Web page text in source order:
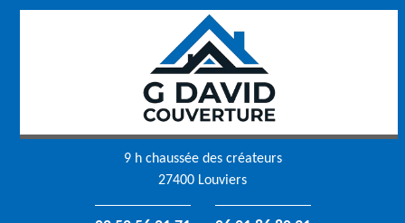
9 h chaussée des créateurs
27400 Louviers